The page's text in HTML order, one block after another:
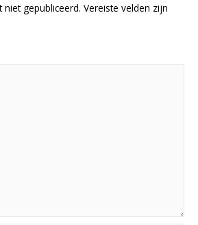
gepubliceerd. Vereiste velden zijn